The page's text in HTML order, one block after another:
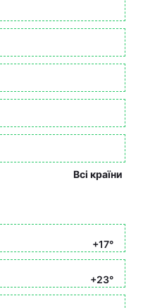
Всі країни
+17°
+23°